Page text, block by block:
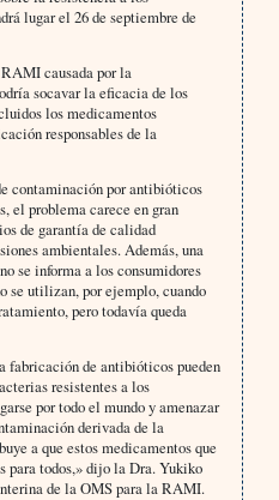
lugar el 26 de septiembre de
causada por la
socavar la eficacia de los
los medicamentos
responsables de la
contaminación por antibióticos
el problema carece en gran
de garantía de calidad
ambientales. Además, una
se informa a los consumidores
se utilizan, por ejemplo, cuando
pero todavía queda
fabricación de antibióticos pueden
resistentes a los
por todo el mundo y amenazar
derivada de la
a que estos medicamentos que
para todos,» dijo la Dra. Yukiko
de la OMS para la RAMI.